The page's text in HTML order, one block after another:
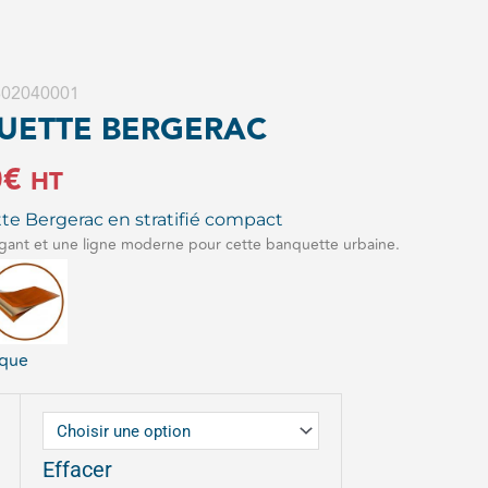
BERGERAC
€ HT
Bergerac en stratifié compact
et une ligne moderne pour cette banquette urbaine.
Effacer